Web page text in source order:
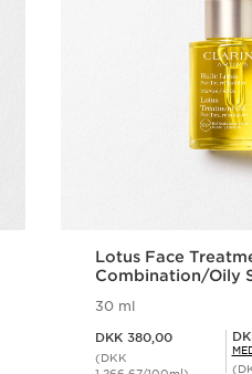
Lotus Face
Combination/Oily
30 ml
DKK 380,00
(DKK